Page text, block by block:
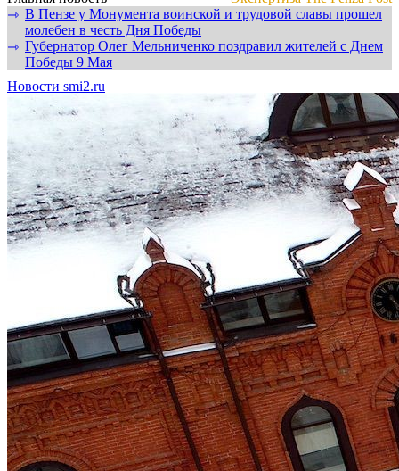
⇾ В Пензе у Монумента воинской и трудовой славы прошел
молебен в честь Дня Победы
⇾ Губернатор Олег Мельниченко поздравил жителей с Днем
Победы 9 Мая
Новости smi2.ru